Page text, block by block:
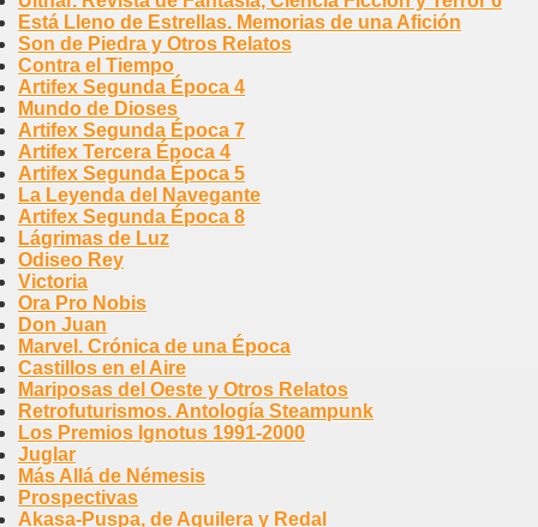
Está Lleno de Estrellas. Memorias de una Afición
Son de Piedra y Otros Relatos
Contra el Tiempo
Artifex Segunda Época 4
Mundo de Dioses
Artifex Segunda Época 7
Artifex Tercera Época 4
Artifex Segunda Época 5
La Leyenda del Navegante
Artifex Segunda Época 8
Lágrimas de Luz
Odiseo Rey
Victoria
Ora Pro Nobis
Don Juan
Marvel. Crónica de una Época
Castillos en el Aire
Mariposas del Oeste y Otros Relatos
Retrofuturismos. Antología Steampunk
Los Premios Ignotus 1991-2000
Juglar
Más Allá de Némesis
Prospectivas
Akasa-Puspa, de Aguilera y Redal